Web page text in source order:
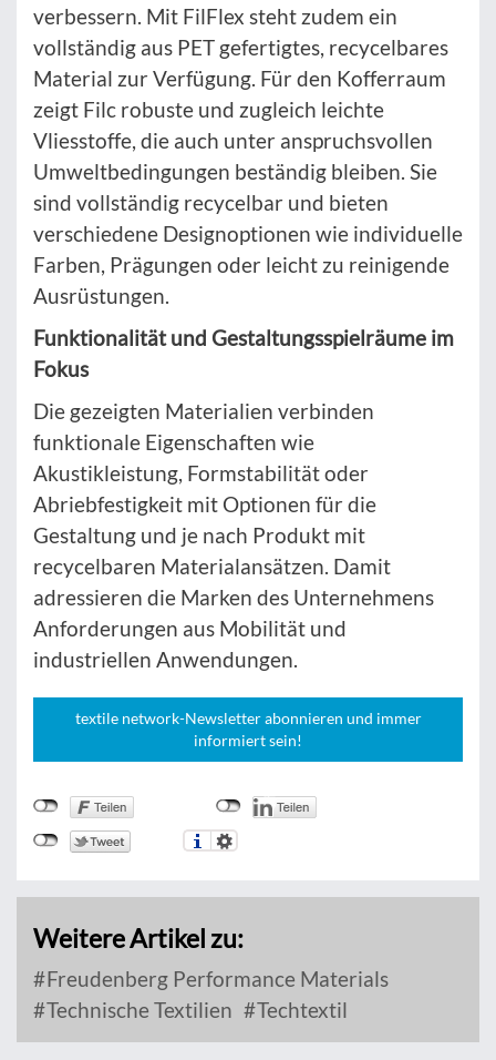
verbessern. Mit FilFlex steht zudem ein
vollständig aus PET gefertigtes, recycelbares
Material zur Verfügung. Für den Kofferraum
zeigt Filc robuste und zugleich leichte
Vliesstoffe, die auch unter anspruchsvollen
Umweltbedingungen beständig bleiben. Sie
sind vollständig recycelbar und bieten
verschiedene Designoptionen wie individuelle
Farben, Prägungen oder leicht zu reinigende
Ausrüstungen.
Funktionalität und Gestaltungsspielräume im
Fokus
Die gezeigten Materialien verbinden
funktionale Eigenschaften wie
Akustikleistung, Formstabilität oder
Abriebfestigkeit mit Optionen für die
Gestaltung und je nach Produkt mit
recycelbaren Materialansätzen. Damit
adressieren die Marken des Unternehmens
Anforderungen aus Mobilität und
industriellen Anwendungen.
textile network-Newsletter abonnieren und immer
informiert sein!
Weitere Artikel zu:
Freudenberg Performance Materials
Technische Textilien
Techtextil